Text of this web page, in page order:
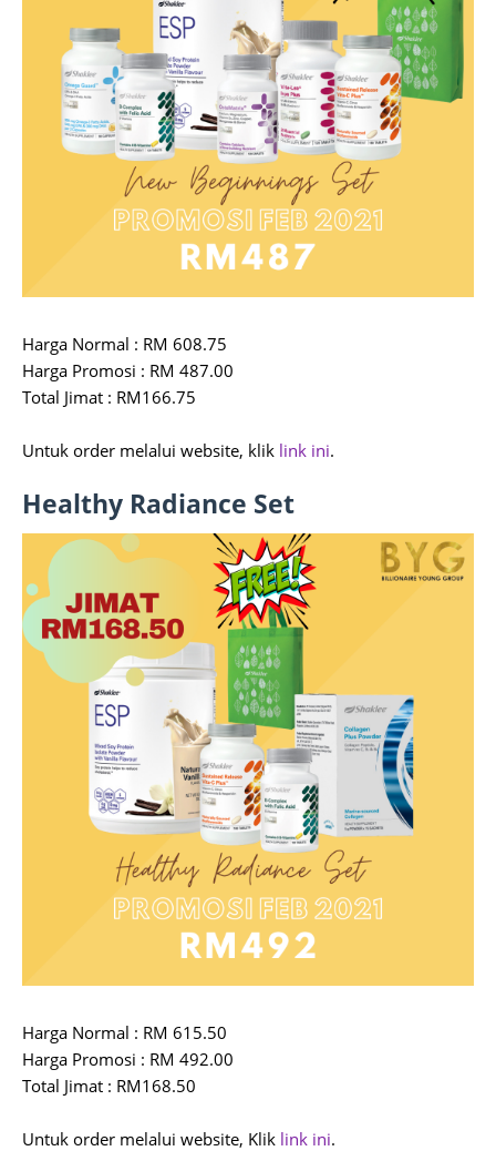
Harga Normal : RM 608.75
Harga Promosi : RM 487.00
Total Jimat : RM166.75
Untuk order melalui website, klik link ini.
Healthy Radiance Set
Harga Normal : RM 615.50
Harga Promosi : RM 492.00
Total Jimat : RM168.50
Untuk order melalui website, Klik link ini.